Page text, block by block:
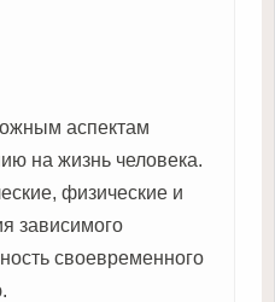
аспектам
на жизнь человека.
физические и
зависимого
своевременного